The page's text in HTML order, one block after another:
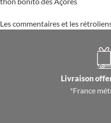
Les commentaires et les
Livraison
*France